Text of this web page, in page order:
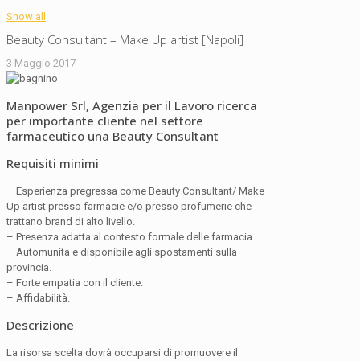
Show all
Beauty Consultant – Make Up artist [Napoli]
3 Maggio 2017
Manpower Srl, Agenzia per il Lavoro ricerca
per importante cliente nel settore
farmaceutico una Beauty Consultant
Requisiti minimi
– Esperienza pregressa come Beauty Consultant/ Make
Up artist presso farmacie e/o presso profumerie che
trattano brand di alto livello.
– Presenza adatta al contesto formale delle farmacia.
– Automunita e disponibile agli spostamenti sulla
provincia.
– Forte empatia con il cliente.
– Affidabilità.
Descrizione
La risorsa scelta dovrà occuparsi di promuovere il